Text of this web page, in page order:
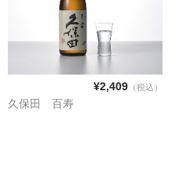
ワイン
酒に合う食材
ご利用案内
¥2,409（税込）
久保田 百寿